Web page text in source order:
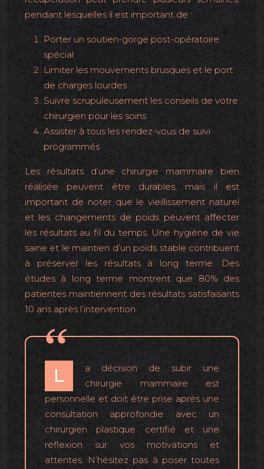
pendant lesquelles il est important de :
Porter un soutien-gorge post-opératoire
spécial
Limiter les mouvements brusques et le port
de charges lourdes
Suivre scrupuleusement les conseils de votre
chirurgien pour les soins
Assister à tous les rendez-vous de suivi
programmés
Les résultats d’une chirurgie mammaire bien
réalisée peuvent être durables, mais il est
important de noter que le vieillissement naturel
et les changements de poids peuvent affecter
les résultats au fil du temps. Une hygiène de vie
saine et le maintien d’un poids stable contribuent
à préserver les résultats à long terme. Des
études à long terme montrent que 80% des
patientes maintiennent des résultats satisfaisants
10 ans après l’intervention.
L
a décision de subir une
chirurgie mammaire est
personnelle et doit être prise après une
consultation approfondie avec un
chirurgien plastique certifié et une
réflexion sur vos motivations et
attentes. N’hésitez pas à poser toutes